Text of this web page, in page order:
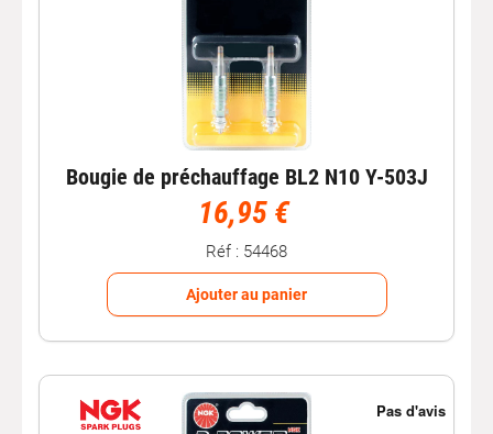
Bougie de préchauffage BL2 N10 Y-503J
16,95 €
Réf : 54468
Ajouter au panier